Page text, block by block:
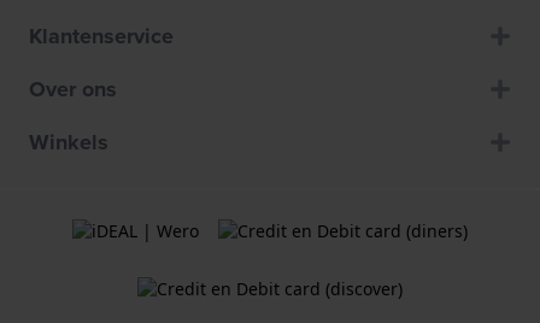
Klantenservice
Over ons
Winkels